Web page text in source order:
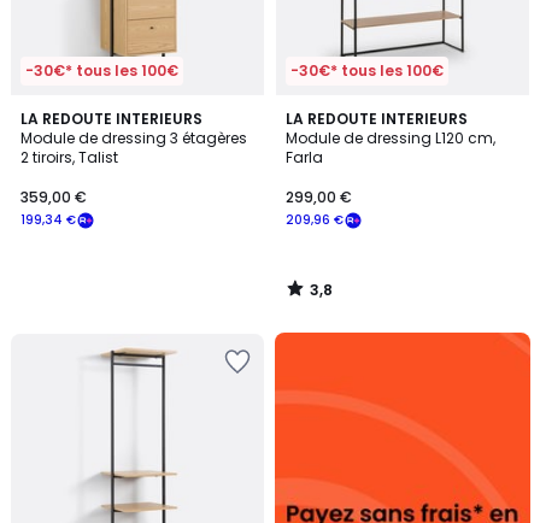
-30€* tous les 100€
LA REDOUTE INTERIEURS
Module de dressing 3 étagères
2 tiroirs, Talist
199,34 €
359,00 €
-30€* tous les 100€
LA REDOUTE INTERIEURS
Module de dressing L120 cm,
Farla
209,96 €
299,00 €
3,8
/ 5
3,8
/
Alma
sans